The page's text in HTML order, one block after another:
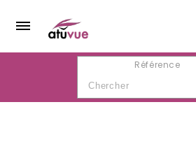
Référence